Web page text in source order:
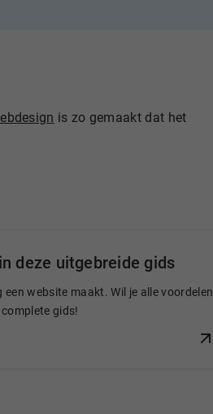
is zo gemaakt dat het
deze uitgebreide gids
website maakt. Wil je alle voordelen
gids!